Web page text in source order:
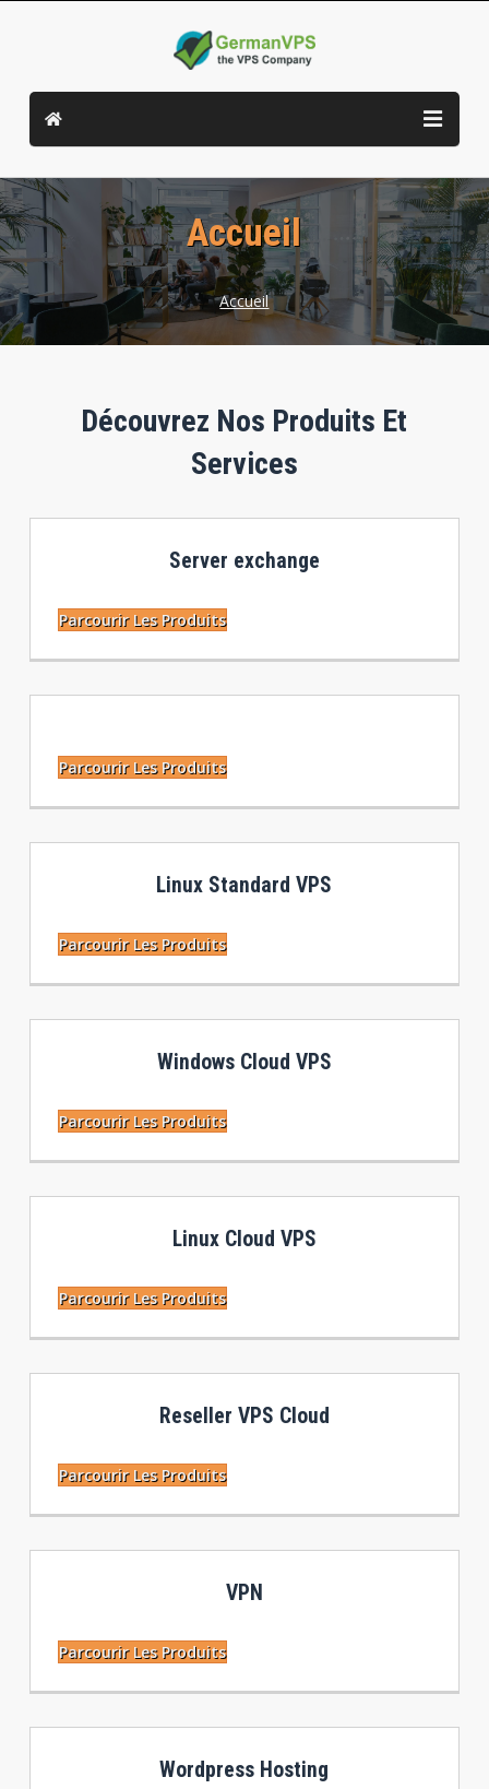
Accueil
Accueil
Découvrez Nos Produits Et
Services
Server exchange
Parcourir Les Produits
Parcourir Les Produits
Linux Standard VPS
Parcourir Les Produits
Windows Cloud VPS
Parcourir Les Produits
Linux Cloud VPS
Parcourir Les Produits
Reseller VPS Cloud
Parcourir Les Produits
VPN
Parcourir Les Produits
Wordpress Hosting